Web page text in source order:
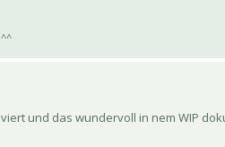
und das wundervoll in nem WIP